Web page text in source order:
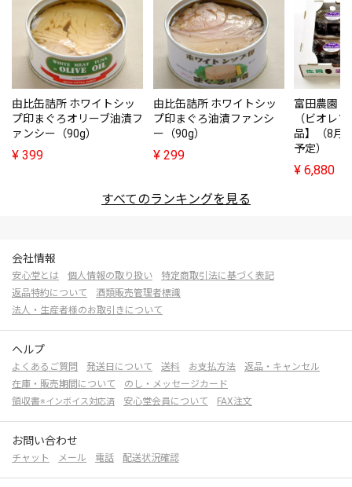
由比缶詰所 ホワイトシッ
プ印まぐろオリーブ油漬フ
ァンシー（90g）
¥ 399
由比缶詰所 ホワイトシッ
プ印まぐろ油漬ファンシ
ー（90g）
¥ 299
富田農園
（ビオレ
品】（8月
予定）
¥ 6,880
すべてのランキングを見る
会社情報
安心堂とは 個人情報の取り扱い
特定商取引法に基づく表記
返品特約について
酒類販売管理者標識
法人・生産者様のお取引きについて
ヘルプ
よくあるご質問 発送日について 送料 お支払方法
返品・キャンセル
在庫・販売期間について
のし・メッセージカード
領収書※インボイス対応済 安心堂会員について FAX注文
お問い合わせ
チャット メール 電話 配送状況確認